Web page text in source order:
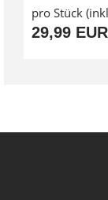
pro Stück
29,99 EUR